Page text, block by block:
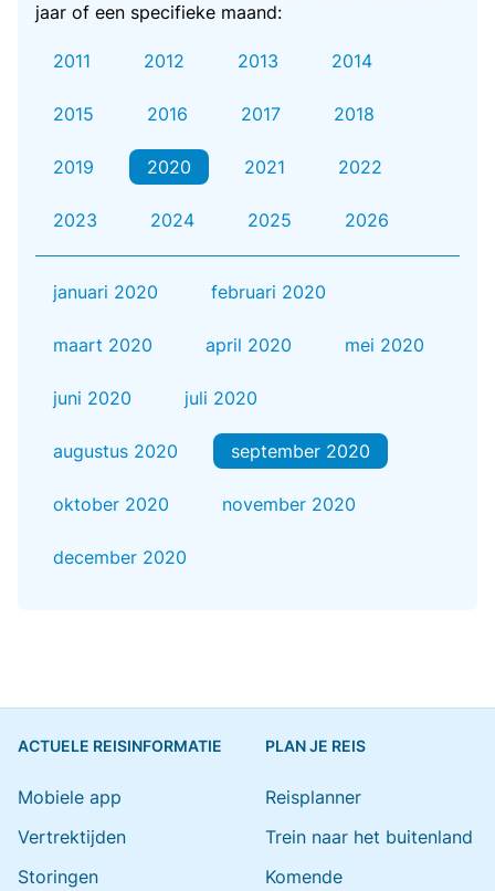
jaar of een specifieke maand:
2011 2012 2013 2014
2015 2016 2017 2018
2019 2020 2021 2022
2023 2024 2025 2026
januari 2020 februari 2020
maart 2020 april 2020 mei 2020
juni 2020 juli 2020
augustus 2020 september 2020
oktober 2020 november 2020
december 2020
ACTUELE REISINFORMATIE
Mobiele app
Vertrektijden
Storingen
PLAN JE REIS
Reisplanner
Trein naar het buitenland
Komende